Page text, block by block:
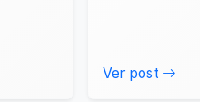
Ver post